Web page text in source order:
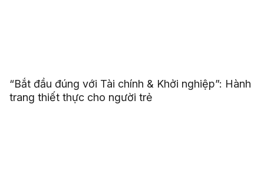
“Bắt đầu đúng với Tài chính & Khởi nghiệp”: Hành
trang thiết thực cho người trẻ